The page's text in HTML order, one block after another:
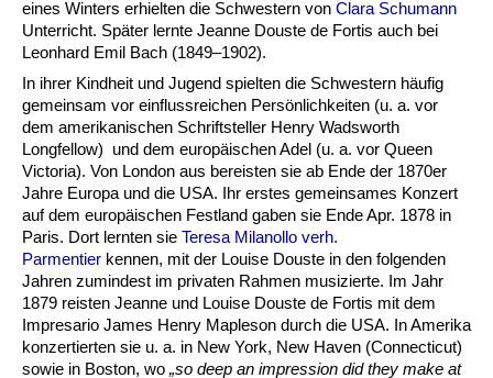
eines Winters erhielten die Schwestern von Clara Schumann
Unterricht. Später lernte Jeanne Douste de Fortis auch bei
Leonhard Emil Bach (1849–1902).
In ihrer Kindheit und Jugend spielten die Schwestern häufig
gemeinsam vor einflussreichen Persönlichkeiten (u. a. vor
dem amerikanischen Schriftsteller Henry Wadsworth
Longfellow) und dem europäischen Adel (u. a. vor Queen
Victoria). Von London aus bereisten sie ab Ende der 1870er
Jahre Europa und die USA. Ihr erstes gemeinsames Konzert
auf dem europäischen Festland gaben sie Ende Apr. 1878 in
Paris. Dort lernten sie Teresa Milanollo verh.
Parmentier kennen, mit der Louise Douste in den folgenden
Jahren zumindest im privaten Rahmen musizierte. Im Jahr
1879 reisten Jeanne und Louise Douste de Fortis mit dem
Impresario James Henry Mapleson durch die USA. In Amerika
konzertierten sie u. a. in New York, New Haven (Connecticut)
sowie in Boston, wo „so deep an impression did they make at